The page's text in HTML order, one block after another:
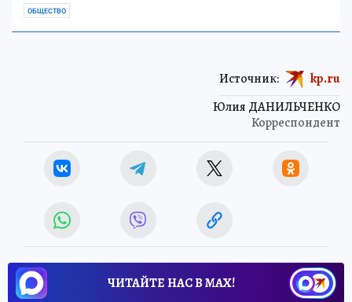
ОБЩЕСТВО
Юлия ДАНИЛЬЧЕНКО
Корреспондент
Источник: kp.ru
ЧИТАЙТЕ НАС В МАХ!